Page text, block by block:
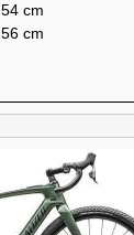
54 cm
56 cm